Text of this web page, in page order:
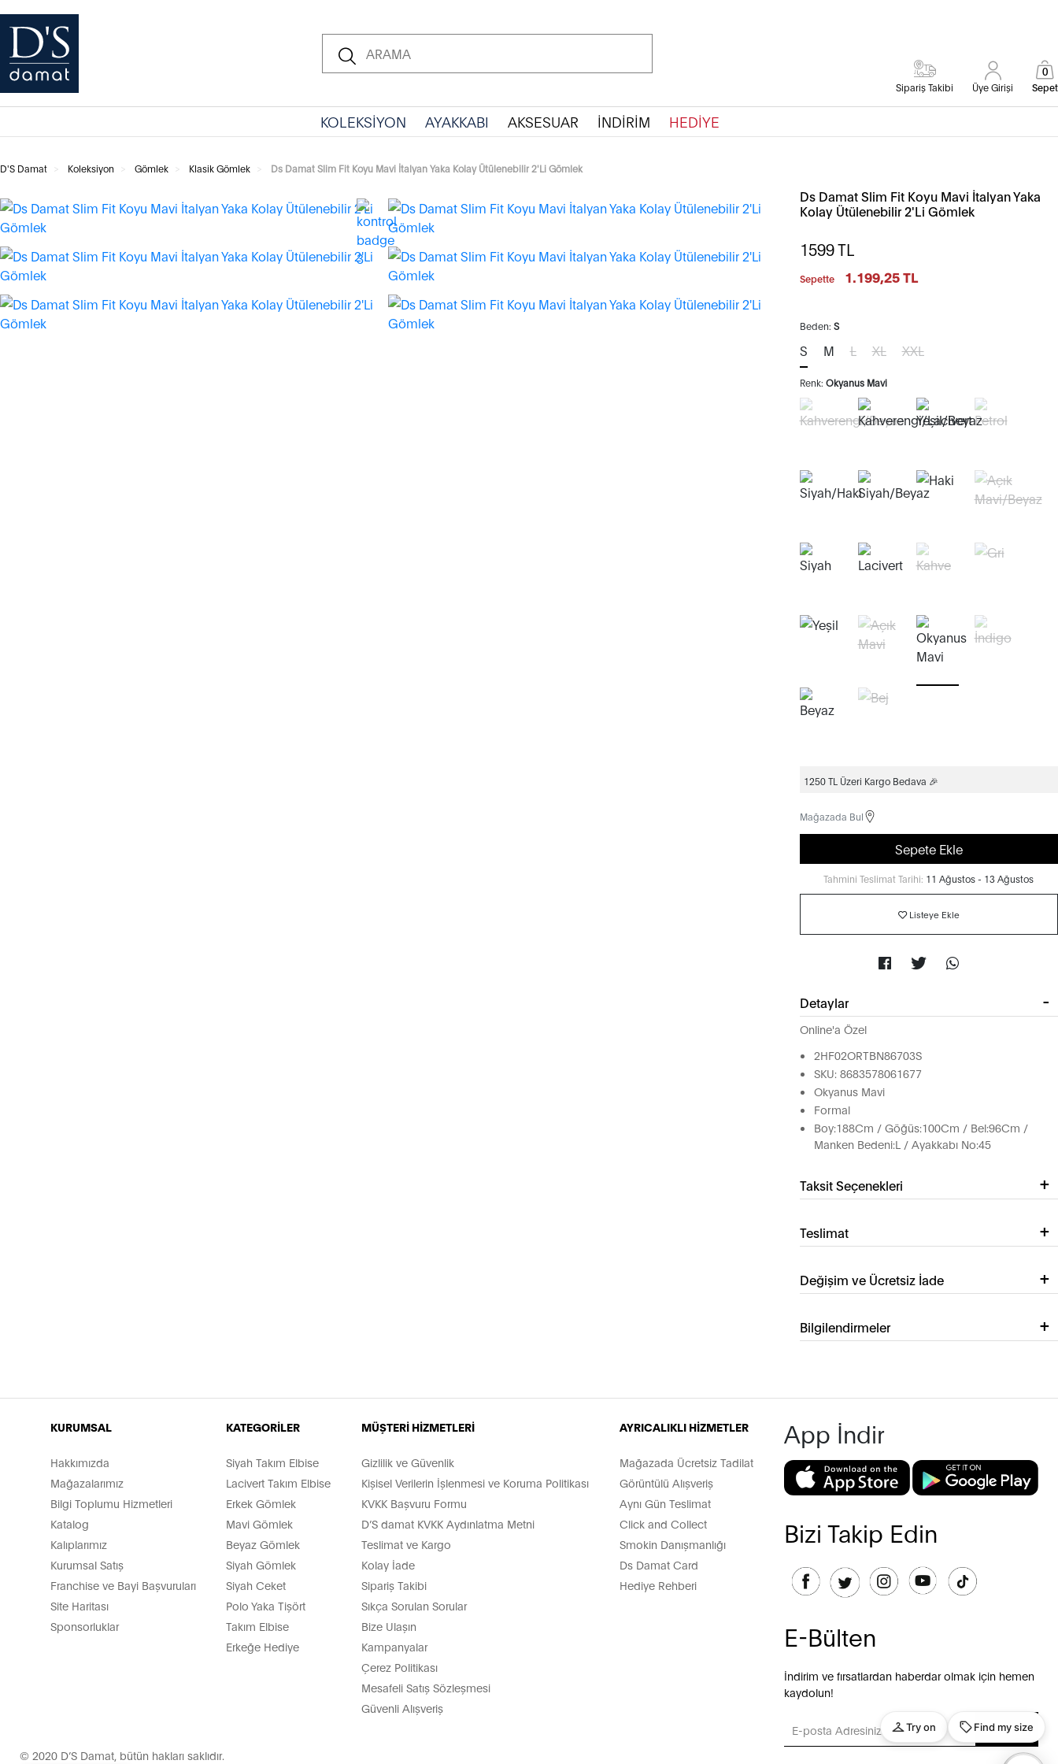
Sipariş Takibi Üye Girişi Sepet
0
KOLEKSİYON AYAKKABI AKSESUAR İNDİRİM HEDİYE
D'S Damat Koleksiyon Gömlek Klasik Gömlek Ds Damat Slim Fit Koyu Mavi İtalyan Yaka Kolay Ütülenebilir 2'Li Gömlek
Ds Damat Slim Fit Koyu Mavi İtalyan Yaka
Kolay Ütülenebilir 2'Li Gömlek
1599TL
Sepette 1.199,25 TL
Beden: S
S M L XL XXL
Renk: Okyanus Mavi
1250 TL Üzeri Kargo Bedava 🎉
Mağazada Bul
Sepete Ekle
Tahmini Teslimat Tarihi: 11 Ağustos - 13 Ağustos
Listeye Ekle
Detaylar
Online'a Özel
2HF02ORTBN86703S
SKU: 8683578061677
Okyanus Mavi
Formal
Boy:188Cm / Göğüs:100Cm / Bel:96Cm /
Manken Bedeni:L / Ayakkabı No:45
Taksit Seçenekleri
Teslimat
Değişim ve Ücretsiz İade
Bilgilendirmeler
KURUMSAL
Hakkımızda
Mağazalarımız
Bilgi Toplumu Hizmetleri
Katalog
Kalıplarımız
Kurumsal Satış
Franchise ve Bayi Başvuruları
Site Haritası
Sponsorluklar
KATEGORİLER
Siyah Takım Elbise
Lacivert Takım Elbise
Erkek Gömlek
Mavi Gömlek
Beyaz Gömlek
Siyah Gömlek
Siyah Ceket
Polo Yaka Tişört
Takım Elbise
Erkeğe Hediye
MÜŞTERİ HİZMETLERİ
Gizlilik ve Güvenlik
Kişisel Verilerin İşlenmesi ve Koruma Politikası
KVKK Başvuru Formu
D’S damat KVKK Aydınlatma Metni
Teslimat ve Kargo
Kolay İade
Sipariş Takibi
Sıkça Sorulan Sorular
Bize Ulaşın
Kampanyalar
Çerez Politikası
Mesafeli Satış Sözleşmesi
Güvenli Alışveriş
AYRICALIKLI HİZMETLER
Mağazada Ücretsiz Tadilat
Görüntülü Alışveriş
Aynı Gün Teslimat
Click and Collect
Smokin Danışmanlığı
Ds Damat Card
Hediye Rehberi
App İndir
Bizi Takip Edin
E-Bülten
İndirim ve fırsatlardan haberdar olmak için hemen
kaydolun!
GÖNDER
© 2020 D’S Damat, bütün hakları saklıdır.